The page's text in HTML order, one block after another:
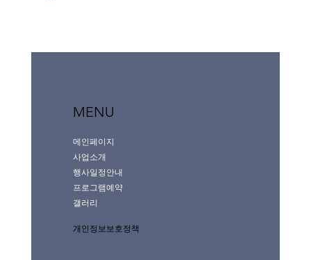
MENU
메인페이지
사업소개
행사일정안내
프로그램예약
갤러리
개인정보보호정책